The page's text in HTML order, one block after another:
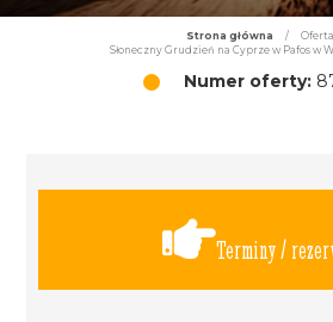
Strona główna / Oferta
Słoneczny Grudzień na Cyprze w Pafos w
Numer oferty:
Terminy /